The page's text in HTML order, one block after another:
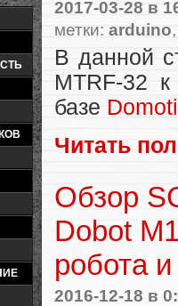
2017-03-28 в
метки: arduino
В данной
MTRF-32
базе
Читать
Обзор
Dobot
робота
2016-12-18 в